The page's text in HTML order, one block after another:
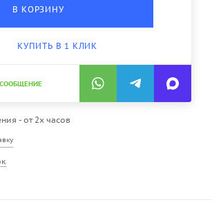
В КОРЗИНУ
КУПИТЬ В 1 КЛИК
- от 2х часов